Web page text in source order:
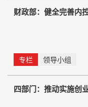
财政部：健全完善内
专栏 领导小组
四部门：推动实施创